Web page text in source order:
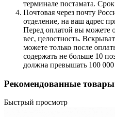
терминале постамата.
Почтовая через почту
отделение, на ваш адрес
Перед оплатой вы можете
вес, целостность.
можете только после
содержать не больше 10
должна превышать 100 000
Рекомендованные товары
Быстрый просмотр